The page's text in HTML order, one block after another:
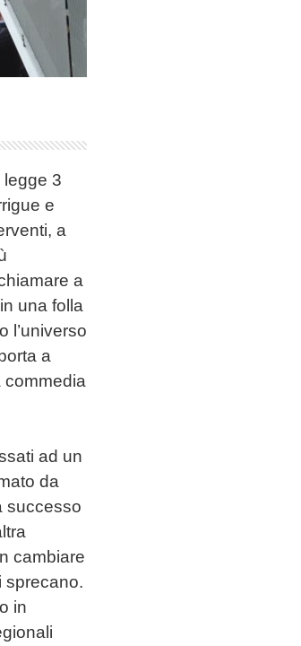
legge 3
e
a
a
una folla
l’universo
a
commedia
ad un
da
successo
cambiare
sprecano.
in